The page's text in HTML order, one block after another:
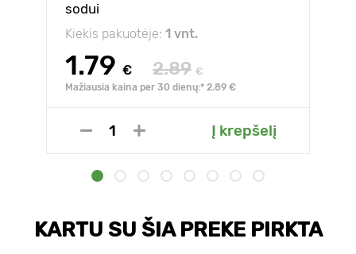
sodui
Kiekis pakuotėje: 1 vnt.
1.79 € 2.89 €
Mažiausia kaina per 30 dienų:* 2.89 €
Į krepšelį
KARTU SU ŠIA PREKE PIRKTA